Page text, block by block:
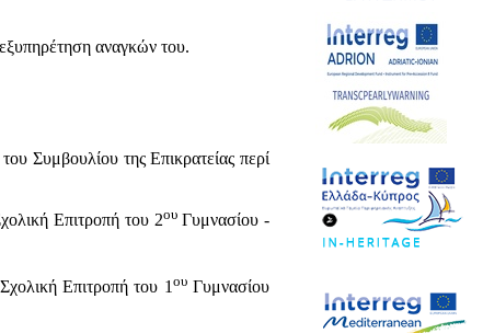
αναγκών του.
Συμβουλίου της Επικρατείας περί
Επιτροπή του 2ουΓυμνασίου -
Επιτροπή του 1 ουΓυμνασίου